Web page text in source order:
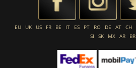
EU UK US FR BE IT ES PT RO DE AT CH
SI
SK MX AR BR